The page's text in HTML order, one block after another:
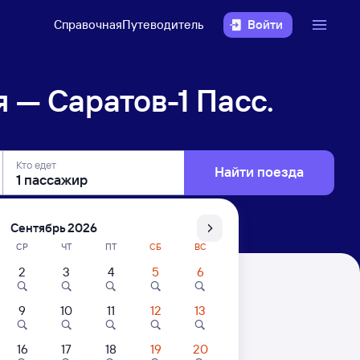
СправочнаяПутеводитель Войти
Саратов-1 Пасс.
Кто едет Найти поезда
Сентябрь 2026
СР ЧТ ПТ СБ ВС
2 3 4 5 6
9 10 11 12 13
16 17 18 19 20